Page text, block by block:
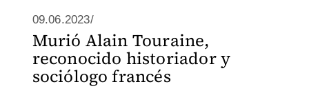
09.06.2023/
Murió Alain Touraine,
reconocido historiador y
sociólogo francés